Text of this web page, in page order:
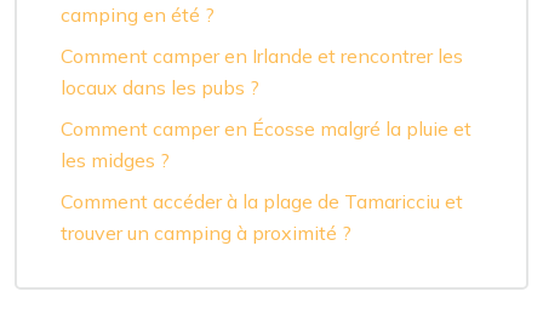
camping en été ?
Comment camper en Irlande et rencontrer les
locaux dans les pubs ?
Comment camper en Écosse malgré la pluie et
les midges ?
Comment accéder à la plage de Tamaricciu et
trouver un camping à proximité ?